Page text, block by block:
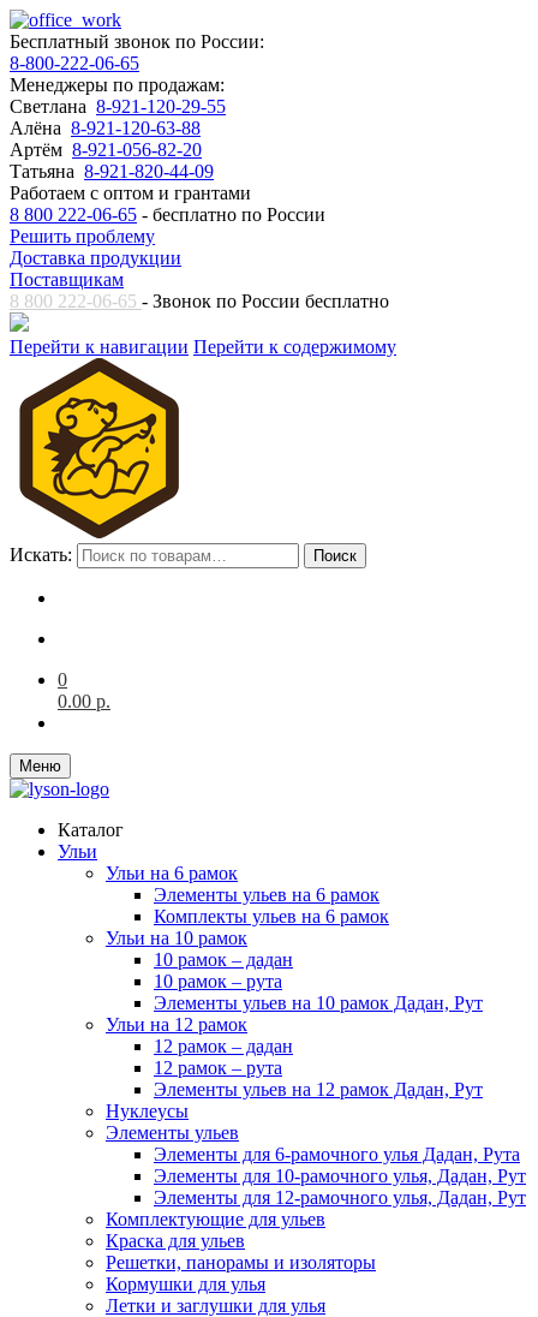
Бесплатный звонок по России:
8-800-222-06-65
Менеджеры по продажам:
Светлана 8-921-120-29-55
Алёна 8-921-120-63-88
Артём 8-921-056-82-20
Татьяна 8-921-820-44-09
Работаем с оптом и грантами
8 800 222-06-65 - бесплатно по России
Решить проблему
Доставка продукции
Поставщикам
8 800 222-06-65 - Звонок по России бесплатно
Перейти к навигации Перейти к содержимому
Искать: Поиск
0
0.00 р.
Меню
Каталог
Ульи
Ульи на 6 рамок
Элементы ульев на 6 рамок
Комплекты ульев на 6 рамок
Ульи на 10 рамок
10 рамок – дадан
10 рамок – рута
Элементы ульев на 10 рамок Дадан, Рут
Ульи на 12 рамок
12 рамок – дадан
12 рамок – рута
Элементы ульев на 12 рамок Дадан, Рут
Нуклеусы
Элементы ульев
Элементы для 6-рамочного улья Дадан, Рута
Элементы для 10-рамочного улья, Дадан, Рут
Элементы для 12-рамочного улья, Дадан, Рут
Комплектующие для ульев
Краска для ульев
Решетки, панорамы и изоляторы
Кормушки для улья
Летки и заглушки для улья